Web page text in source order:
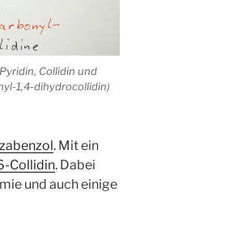
Collidin und
1,4-dihydrocollidin)
. Mit ein
Collidin. Dabei
und auch einige